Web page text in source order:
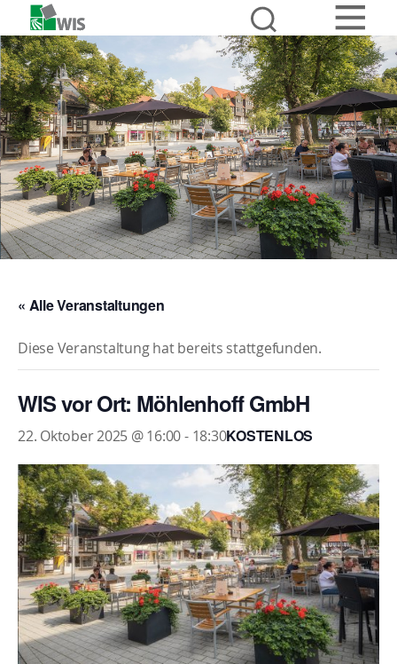
« Alle Veranstaltungen
Diese Veranstaltung hat bereits stattgefunden.
WIS vor Ort: Möhlenhoff GmbH
22. Oktober 2025 @ 16:00- 18:30KOSTENLOS